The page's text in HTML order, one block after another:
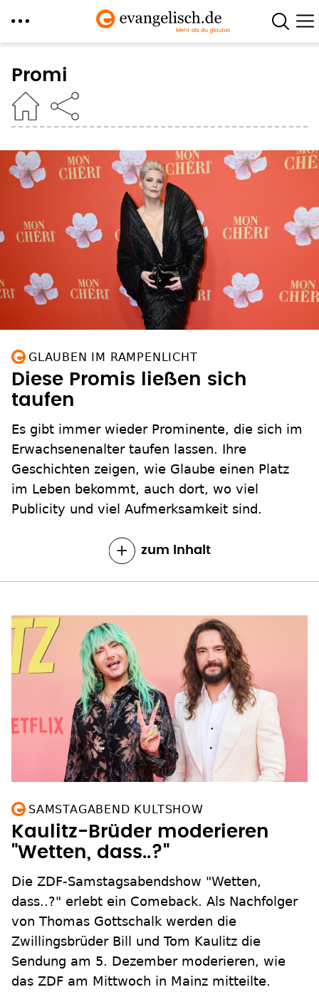
zum
Inhalt
Promi
GLAUBEN IM RAMPENLICHT
Diese Promis ließen sich
taufen
Es gibt immer wieder Prominente, die sich im
Erwachsenenalter taufen lassen. Ihre
Geschichten zeigen, wie Glaube einen Platz
im Leben bekommt, auch dort, wo viel
Publicity und viel Aufmerksamkeit sind.
zum Inhalt
SAMSTAGABEND KULTSHOW
Kaulitz-Brüder moderieren
"Wetten, dass..?"
Die ZDF-Samstagsabendshow "Wetten,
dass..?" erlebt ein Comeback. Als Nachfolger
von Thomas Gottschalk werden die
Zwillingsbrüder Bill und Tom Kaulitz die
Sendung am 5. Dezember moderieren, wie
das ZDF am Mittwoch in Mainz mitteilte.